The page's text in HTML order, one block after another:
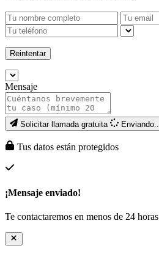
Reintentar
Mensaje
Solicitar llamada gratuita Enviando...
Tus datos están protegidos
¡Mensaje enviado!
Te contactaremos en menos de 24 horas